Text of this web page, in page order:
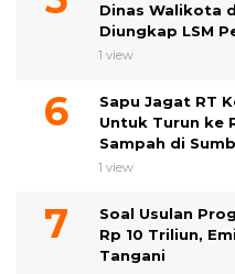
Dinas Walikota
Diungkap LSM
1 view
Sapu Jagat RT
Untuk Turun ke
Sampah di
1 view
Soal Usulan
Rp 10 Triliun,
Tangani